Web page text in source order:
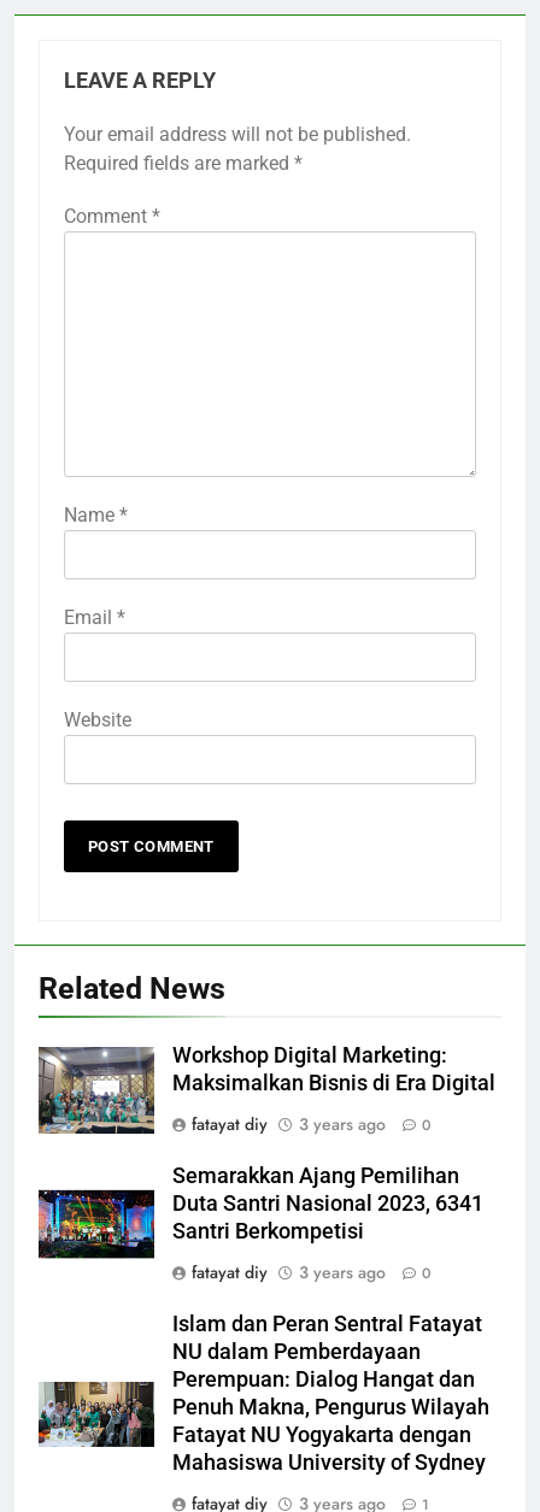
LEAVE A REPLY
Your email address will not be published.
Required fields are marked *
Comment *
Name *
Email *
Website
Related News
Workshop Digital Marketing:
Maksimalkan Bisnis di Era Digital
fatayat diy
3 years ago 0
Semarakkan Ajang Pemilihan
Duta Santri Nasional 2023, 6341
Santri Berkompetisi
fatayat diy
3 years ago 0
Islam dan Peran Sentral Fatayat
NU dalam Pemberdayaan
Perempuan: Dialog Hangat dan
Penuh Makna, Pengurus Wilayah
Fatayat NU Yogyakarta dengan
Mahasiswa University of Sydney
fatayat diy
3 years ago 1